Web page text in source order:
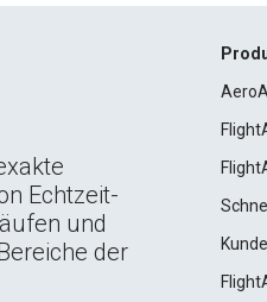
Echtzeit-
und
der